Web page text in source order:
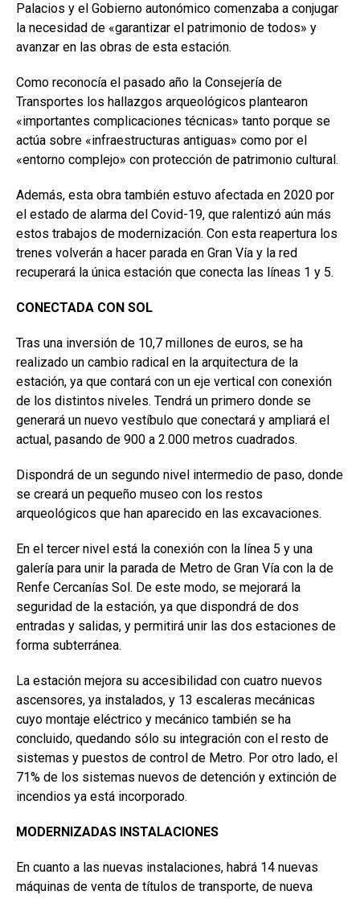
Palacios y el Gobierno autonómico comenzaba a conjugar
la necesidad de «garantizar el patrimonio de todos» y
avanzar en las obras de esta estación.
Como reconocía el pasado año la Consejería de
Transportes los hallazgos arqueológicos plantearon
«importantes complicaciones técnicas» tanto porque se
actúa sobre «infraestructuras antiguas» como por el
«entorno complejo» con protección de patrimonio cultural.
Además, esta obra también estuvo afectada en 2020 por
el estado de alarma del Covid-19, que ralentizó aún más
estos trabajos de modernización. Con esta reapertura los
trenes volverán a hacer parada en Gran Vía y la red
recuperará la única estación que conecta las líneas 1 y 5.
CONECTADA CON SOL
Tras una inversión de 10,7 millones de euros, se ha
realizado un cambio radical en la arquitectura de la
estación, ya que contará con un eje vertical con conexión
de los distintos niveles. Tendrá un primero donde se
generará un nuevo vestíbulo que conectará y ampliará el
actual, pasando de 900 a 2.000 metros cuadrados.
Dispondrá de un segundo nivel intermedio de paso, donde
se creará un pequeño museo con los restos
arqueológicos que han aparecido en las excavaciones.
En el tercer nivel está la conexión con la línea 5 y una
galería para unir la parada de Metro de Gran Vía con la de
Renfe Cercanías Sol. De este modo, se mejorará la
seguridad de la estación, ya que dispondrá de dos
entradas y salidas, y permitirá unir las dos estaciones de
forma subterránea.
La estación mejora su accesibilidad con cuatro nuevos
ascensores, ya instalados, y 13 escaleras mecánicas
cuyo montaje eléctrico y mecánico también se ha
concluido, quedando sólo su integración con el resto de
sistemas y puestos de control de Metro. Por otro lado, el
71% de los sistemas nuevos de detención y extinción de
incendios ya está incorporado.
MODERNIZADAS INSTALACIONES
En cuanto a las nuevas instalaciones, habrá 14 nuevas
máquinas de venta de títulos de transporte, de nueva